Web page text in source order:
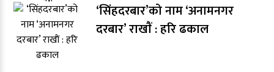
‘सिंहदरबार’को नाम ‘अनामनगर
दरबार’ राखाैं : हरि ढकाल